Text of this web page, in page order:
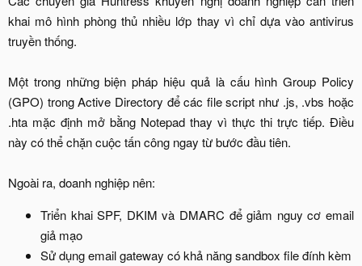
khai mô hình phòng thủ nhiều lớp thay vì chỉ dựa vào antivirus
truyền thống.
Một trong những biện pháp hiệu quả là cấu hình Group Policy
(GPO) trong Active Directory để các file script như .js, .vbs hoặc
.hta mặc định mở bằng Notepad thay vì thực thi trực tiếp. Điều
này có thể chặn cuộc tấn công ngay từ bước đầu tiên.
Ngoài ra, doanh nghiệp nên:​
Triển khai SPF, DKIM và DMARC để giảm nguy cơ email
giả mạo​
Sử dụng email gateway có khả năng sandbox file đính kèm​